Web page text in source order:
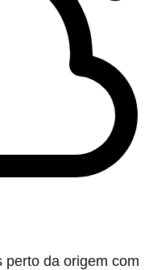
perto da origem com